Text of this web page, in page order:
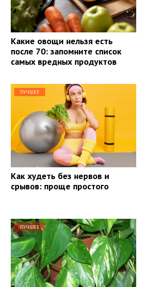
Какие овощи нельзя есть
после 70: запомните список
самых вредных продуктов
ЛУЧШЕЕ
Как худеть без нервов и
срывов: проще простого
ЛУЧШЕЕ